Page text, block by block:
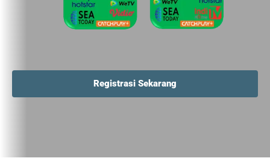
Registrasi Sekarang